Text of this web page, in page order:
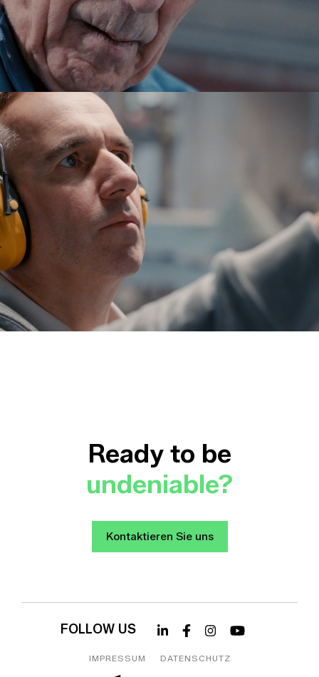
Ready to be
undeniable?
Kontaktieren Sie uns
FOLLOW US
IMPRESSUM DATENSCHUTZ